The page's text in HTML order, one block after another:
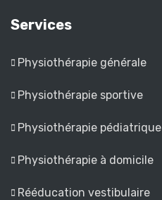
Services
Physiothérapie générale
Physiothérapie sportive
Physiothérapie pédiatrique
Physiothérapie à domicile
Rééducation vestibulaire